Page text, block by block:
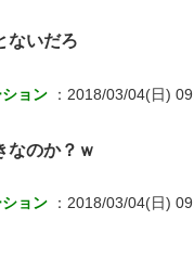
ないだろ
ョン
：2018/03/04(日)
なのか？ｗ
ョン
：2018/03/04(日)